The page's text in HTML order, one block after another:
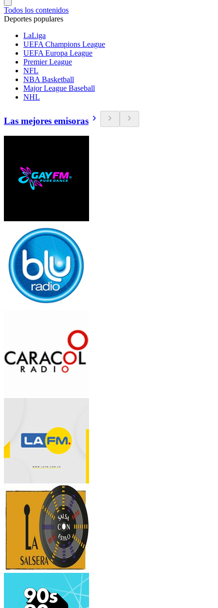
Todos los contenidos
Deportes populares
LaLiga
UEFA Champions League
UEFA Europa League
Premier League
NFL
NBA Basketball
Major League Baseball
NHL
Las mejores emisoras